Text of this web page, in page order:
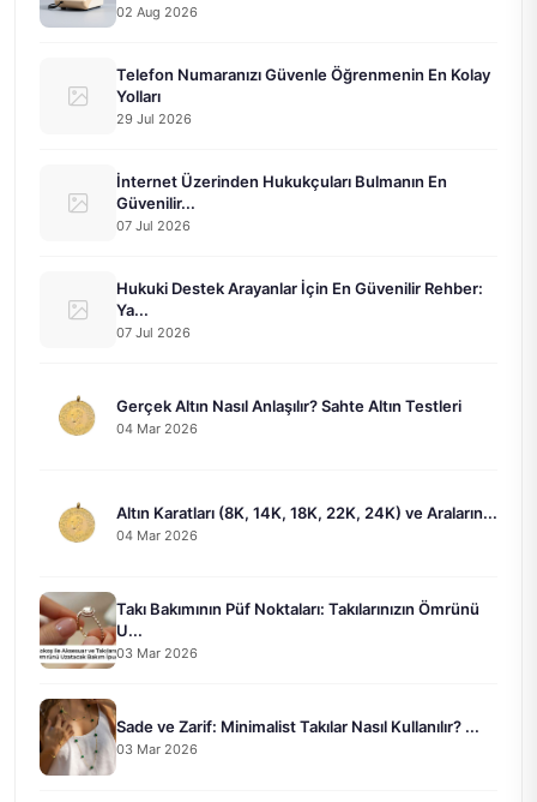
02 Aug 2026
Telefon Numaranızı Güvenle Öğrenmenin En Kolay
Yolları
29 Jul 2026
İnternet Üzerinden Hukukçuları Bulmanın En
Güvenilir...
07 Jul 2026
Hukuki Destek Arayanlar İçin En Güvenilir Rehber:
Ya...
07 Jul 2026
Gerçek Altın Nasıl Anlaşılır? Sahte Altın Testleri
04 Mar 2026
Altın Karatları (8K, 14K, 18K, 22K, 24K) ve Araların...
04 Mar 2026
Takı Bakımının Püf Noktaları: Takılarınızın Ömrünü
U...
03 Mar 2026
Sade ve Zarif: Minimalist Takılar Nasıl Kullanılır? ...
03 Mar 2026